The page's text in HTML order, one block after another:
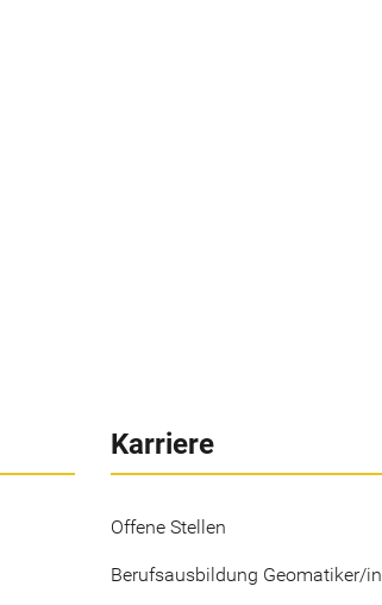
Karriere
Offene Stellen
Berufsausbildung Geomatiker/in